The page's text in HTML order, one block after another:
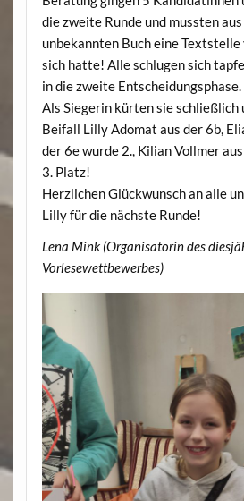
die zweite Runde und mussten
unbekannten Buch eine Textstelle
sich hatte! Alle schlugen sich
in die zweite Entscheidungsphase.
Als Siegerin kürten sie schließlich
Beifall Lilly Adomat aus der 6b,
der 6e wurde 2., Kilian Vollmer
3. Platz!
Herzlichen Glückwunsch an alle
Lilly für die nächste Runde!
Lena Mink (Organisatorin des
Vorlesewettbewerbes)